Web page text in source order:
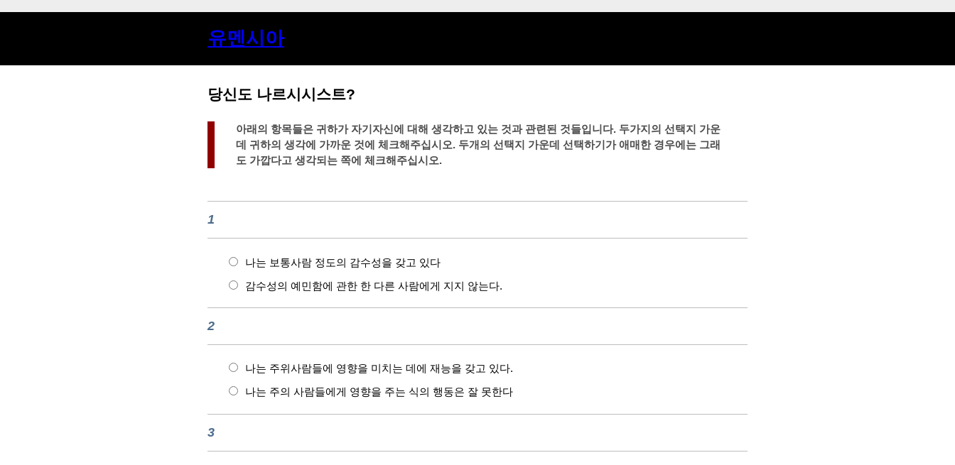
유멘시아
당신도 나르시시스트?
아래의 항목들은 귀하가 자기자신에 대해 생각하고 있는 것과 관련된 것들입니다. 두가지의 선택지 가운
데 귀하의 생각에 가까운 것에 체크해주십시오. 두개의 선택지 가운데 선택하기가 애매한 경우에는 그래
도 가깝다고 생각되는 쪽에 체크해주십시오.
1
나는 보통사람 정도의 감수성을 갖고 있다
감수성의 예민함에 관한 한 다른 사람에게 지지 않는다.
2
나는 주위사람들에 영향을 미치는 데에 재능을 갖고 있다.
나는 주의 사람들에게 영향을 주는 식의 행동은 잘 못한다
3